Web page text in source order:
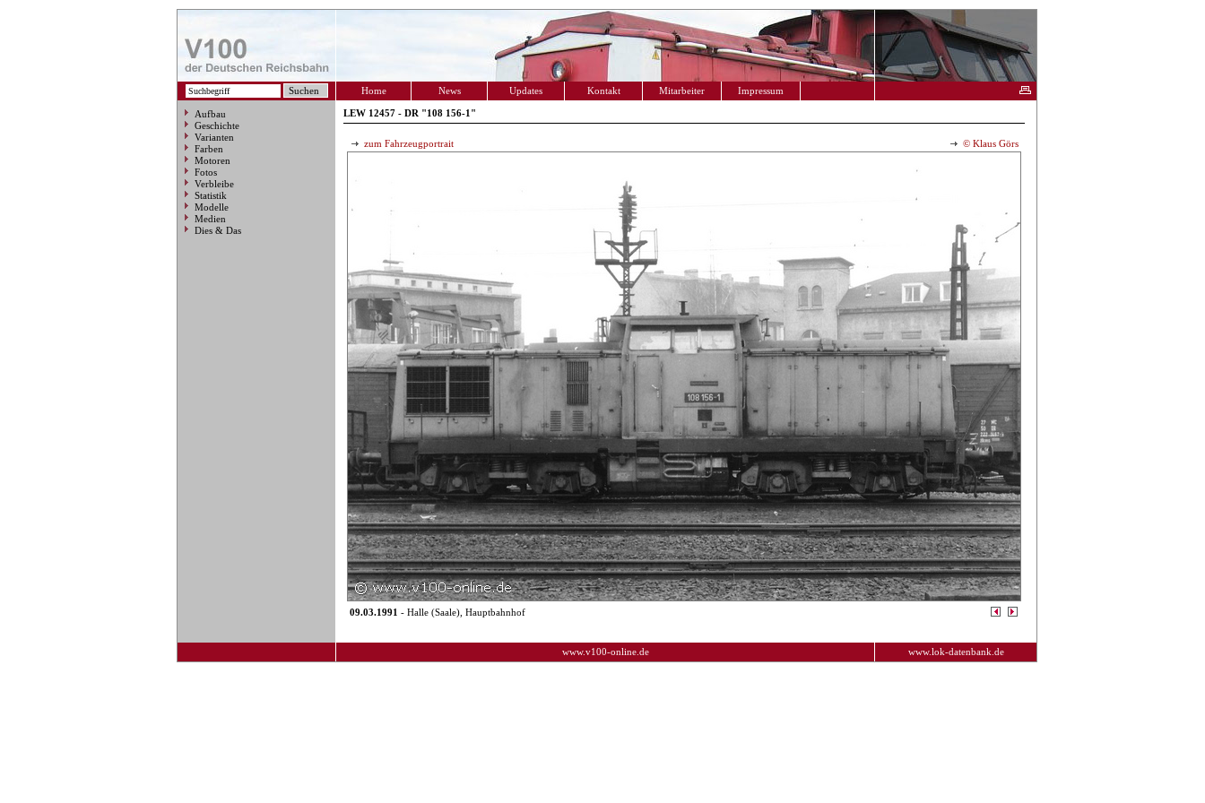
Home News Updates Kontakt Mitarbeiter Impressum
Aufbau
Geschichte
Varianten
Farben
Motoren
Fotos
Verbleibe
Statistik
Modelle
Medien
Dies & Das
LEW 12457 - DR "108 156-1"
zum Fahrzeugportrait © Klaus Görs
09.03.1991 - Halle (Saale), Hauptbahnhof
www.v100-online.de www.lok-datenbank.de